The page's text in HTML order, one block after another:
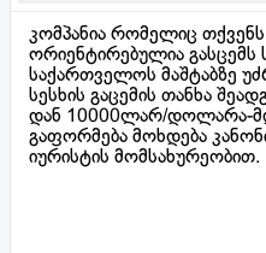
კომპანია რომელიც
ორიენტირებულია გასცემს
საქართველოს მაშტაბზე
სესხის გაცემის თანხა
დან 10000ლარ/დოლარა-
გაფორმება მოხდება
იურისტის მომსახურეობით.